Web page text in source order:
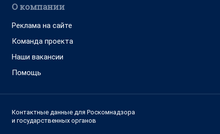
О компании
Реклама на сайте
Команда проекта
Наши вакансии
Помощь
Контактные данные для Роскомнадзора
и государственных органов